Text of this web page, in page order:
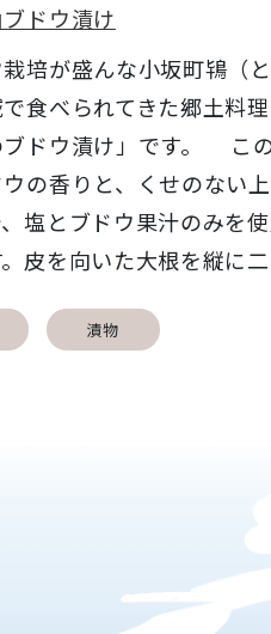
ドウ漬け
培が盛んな小坂町鴇（
食べられてきた郷土料
ブドウ漬け」です。 こ
の香りと、くせのない
塩とブドウ果汁のみを
皮を向いた大根を縦に
漬物